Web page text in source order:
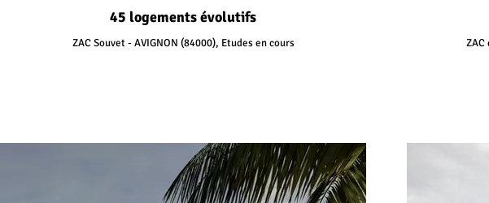
45 logements évolutifs
ZAC Souvet - AVIGNON (84000), Etudes en cours ZAC